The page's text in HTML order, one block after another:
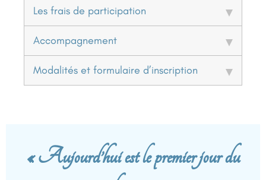
Les frais de participation
Accompagnement
Modalités et formulaire d’inscription
« Aujourd’hui est le premier jour du